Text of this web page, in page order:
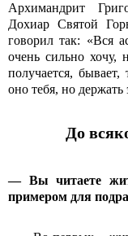
Архимандрит
Дохиар Святой
говорил так: «Вся
очень сильно хочу,
получается,
оно тебя, но
До
— Вы читаете
примером для